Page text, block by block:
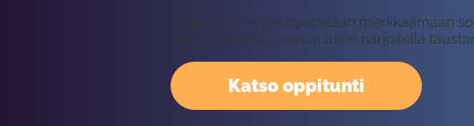
Katso oppitunti
Tällä oppitunnilla opetellaan merkkaamaan
harjoituksesta, ja sinun tulee harjoitella